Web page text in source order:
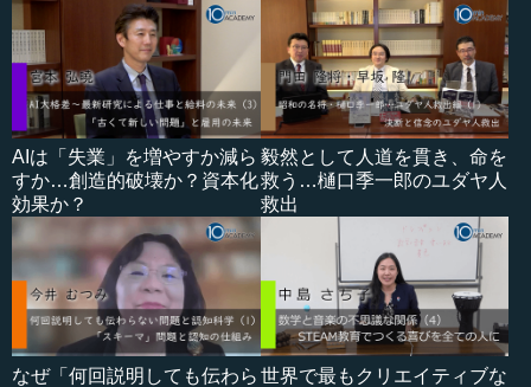
AIは「失業」を増やすか減ら
すか…創造的破壊か？資本化
効果か？
毅然として人道を貫き、命を
救う…樋口季一郎のユダヤ人
救出
なぜ「何回説明しても伝わら 世界で最もクリエイティブな